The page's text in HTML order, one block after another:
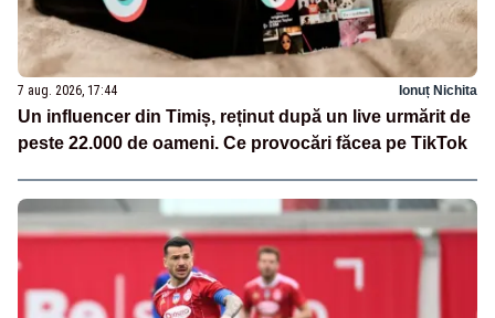
7 aug. 2026, 17:44 Ionuț Nichita
Un influencer din Timiș, reținut după un live urmărit de
peste 22.000 de oameni. Ce provocări făcea pe TikTok